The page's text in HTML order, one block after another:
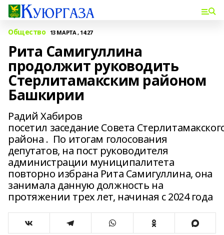
Общество 13 МАРТА , 14:27
Рита Самигуллина
продолжит руководить
Стерлитамакским районом
Башкирии
Радий Хабиров
посетил заседание Совета
района . По итогам голосования
депутатов, на пост руководителя
администрации муниципалитета
повторно избрана Рита Самигуллина, она
занимала данную должность на
протяжении трех лет, начиная с 2024 года